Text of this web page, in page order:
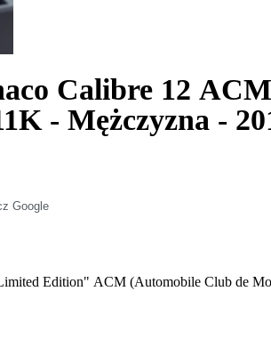
Calibre 12
- Mężczyzna -
Google
Edition" ACM (Automobile Club de
chronograph wristwatches originally
for being the first automatic square